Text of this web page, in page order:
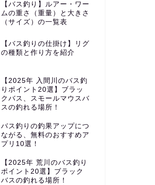
【バス釣り】ルアー・ワー
ムの重さ（重量）と大きさ
（サイズ）の一覧表
【バス釣りの仕掛け】リグ
の種類と作り方を紹介
【2025年 入間川のバス釣
りポイント20選】ブラッ
クバス、スモールマウスバ
スの釣れる場所！
バス釣りの釣果アップにつ
ながる、無料のおすすめア
プリ10選！
【2025年 荒川のバス釣り
ポイント20選】ブラック
バスの釣れる場所！